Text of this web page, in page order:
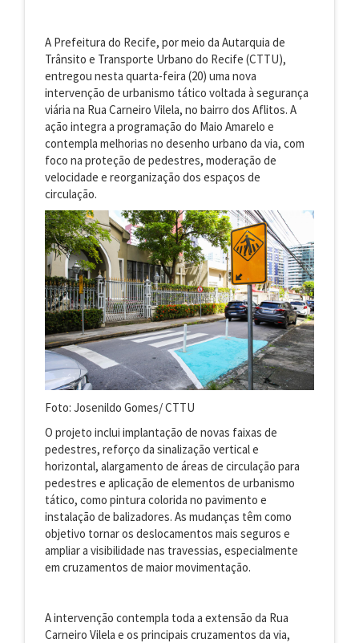
A Prefeitura do Recife, por meio da Autarquia de
Trânsito e Transporte Urbano do Recife (CTTU),
entregou nesta quarta-feira (20) uma nova
intervenção de urbanismo tático voltada à segurança
viária na Rua Carneiro Vilela, no bairro dos Aflitos. A
ação integra a programação do Maio Amarelo e
contempla melhorias no desenho urbano da via, com
foco na proteção de pedestres, moderação de
velocidade e reorganização dos espaços de
circulação.
Foto: Josenildo Gomes/ CTTU
O projeto inclui implantação de novas faixas de
pedestres, reforço da sinalização vertical e
horizontal, alargamento de áreas de circulação para
pedestres e aplicação de elementos de urbanismo
tático, como pintura colorida no pavimento e
instalação de balizadores. As mudanças têm como
objetivo tornar os deslocamentos mais seguros e
ampliar a visibilidade nas travessias, especialmente
em cruzamentos de maior movimentação.
A intervenção contempla toda a extensão da Rua
Carneiro Vilela e os principais cruzamentos da via,